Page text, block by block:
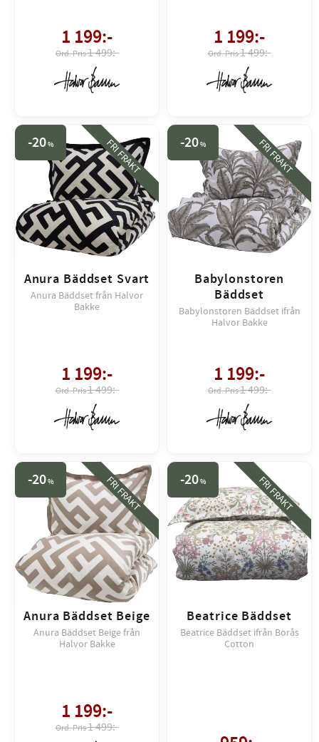
1 199:-
1 499:-
1 199:-
1 499:-
Anura Bäddset Svart
Anura Bäddset från Halvor
Bakke
1 199:-
1 499:-
20% FRI FRAKT
Babylonstoren
Bäddset
Babylonstoren Bäddset ifrån
Halvor Bakke
1 199:-
1 499:-
20% FRI FRAKT
Anura Bäddset Beige
Anura Bäddset Beige från
Halvor Bakke
1 199:-
1 499:-
20% FRI FRAKT
Beatrice Bäddset
Beatrice Bäddset ifrån Borås
Cotton
20% FRI FRAKT